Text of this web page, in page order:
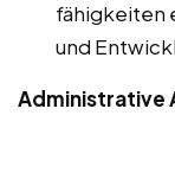
fähigkeiten
und
Administrative